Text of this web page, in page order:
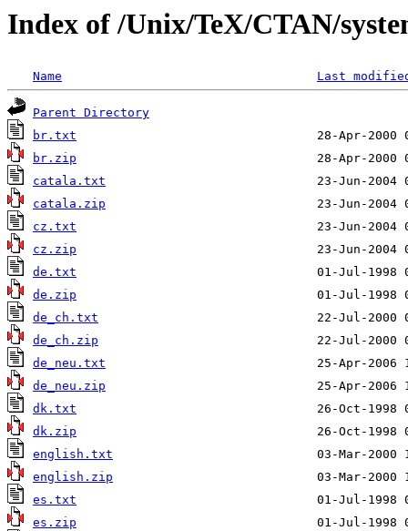
Index of /Unix/TeX/CTAN/
Name Last
Parent Directory
br.txt
br.zip
catala.txt
catala.zip
cz.txt
cz.zip
de.txt
de.zip
de_ch.txt
de_ch.zip
de_neu.txt
de_neu.zip
dk.txt
dk.zip
english.txt
english.zip
es.txt
es.zip